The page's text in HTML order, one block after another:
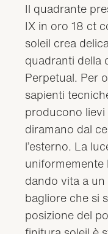
Il quadrante
IX in oro 18 ct
soleil crea
quadranti della
Perpetual. Per
sapienti
producono
diramano dal
l’esterno. La
uniformemente
dando vita a
bagliore che si
posizione del